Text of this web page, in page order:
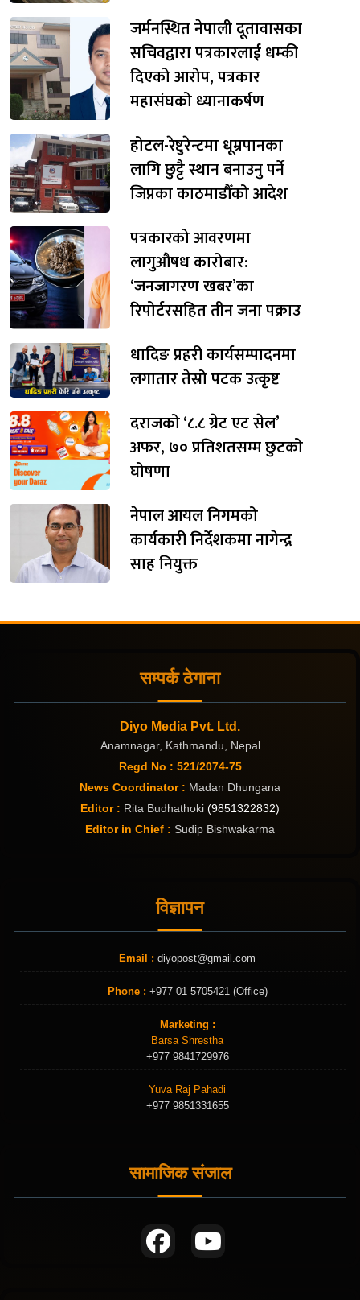
जर्मनस्थित नेपाली दूतावासका
सचिवद्वारा पत्रकारलाई धम्की
दिएको आरोप, पत्रकार
महासंघको ध्यानाकर्षण
होटल-रेष्टुरेन्टमा धूम्रपानका
लागि छुट्टै स्थान बनाउनु पर्ने
जिप्रका काठमाडौँको आदेश
पत्रकारको आवरणमा
लागुऔषध कारोबार:
‘जनजागरण खबर’का
रिपोर्टरसहित तीन जना पक्राउ
धादिङ प्रहरी कार्यसम्पादनमा
लगातार तेस्रो पटक उत्कृष्ट
दराजको ‘८.८ ग्रेट एट सेल’
अफर, ७० प्रतिशतसम्म छुटको
घोषणा
नेपाल आयल निगमको
कार्यकारी निर्देशकमा नागेन्द्र
साह नियुक्त
सम्पर्क ठेगाना
Diyo Media Pvt. Ltd.
Anamnagar, Kathmandu, Nepal
Regd No : 521/2074-75
News Coordinator : Madan Dhungana
Editor : Rita Budhathoki (9851322832)
Editor in Chief : Sudip Bishwakarma
विज्ञापन
Email : diyopost@gmail.com
Phone : +977 01 5705421 (Office)
Marketing :
Barsa Shrestha
+977 9841729976
Yuva Raj Pahadi
+977 9851331655
सामाजिक संजाल